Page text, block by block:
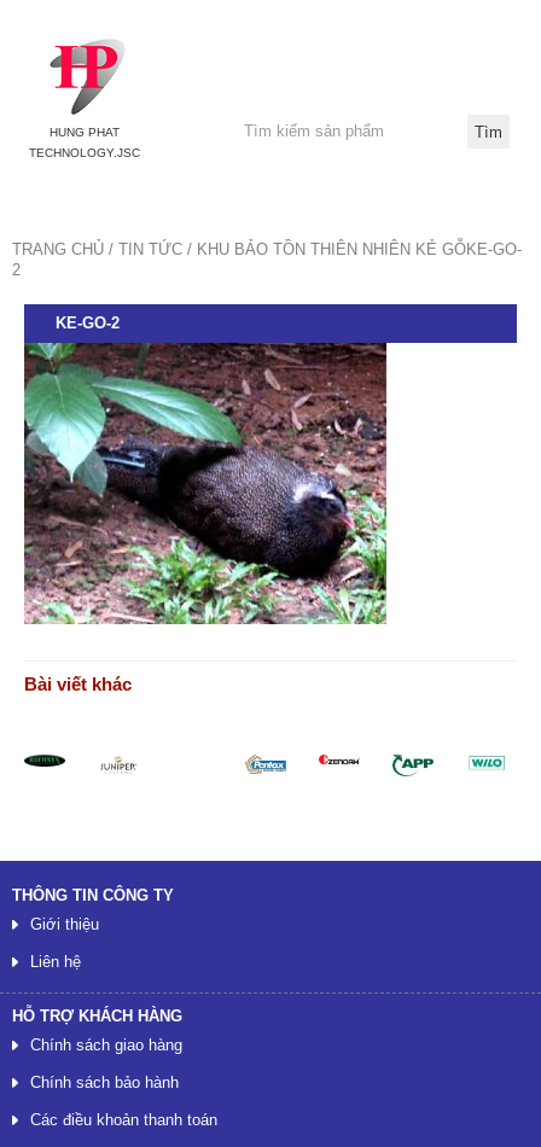
HUNG PHAT
TECHNOLOGY.JSC
TRANG CHỦ TIN TỨC KHU BẢO TỒN THIÊN NHIÊN KẺ GỖKE-GO-
2
KE-GO-2
Bài viết khác
THÔNG TIN CÔNG TY
Giới thiệu
Liên hệ
HỖ TRỢ KHÁCH HÀNG
Chính sách giao hàng
Chính sách bảo hành
Các điều khoản thanh toán